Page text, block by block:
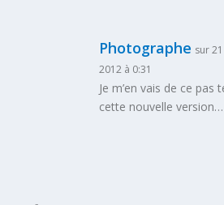
Photographe sur
2012 à 0:31
Je m’en vais de ce pas
cette nouvelle version…